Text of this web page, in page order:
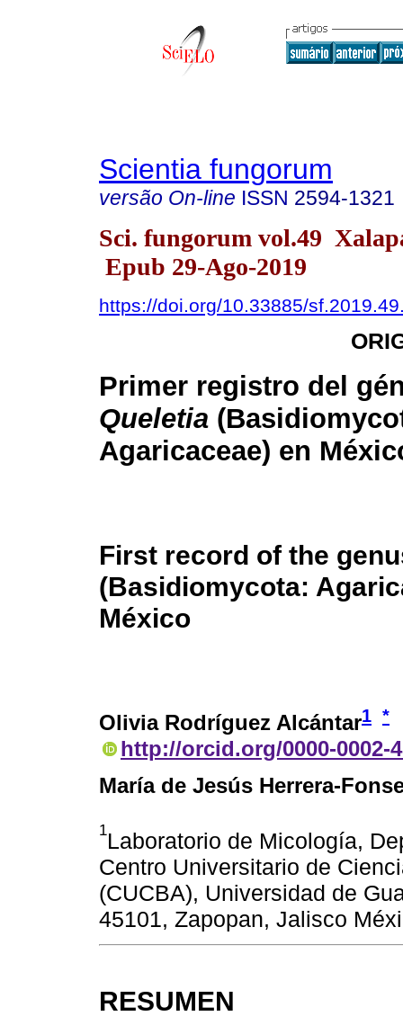
Scientia fungorum
versão On-line ISSN 2594-1321
Sci. fungorum vol.49
Epub 29-Ago-2019
https://doi.org/10.33885/
Primer registro del
Queletia
Agaricaceae) en
First record of the
(Basidiomycota:
México
Olivia Rodríguez Alcántar1 *
http://orcid.org/0000-0002-
María de Jesús Herrera-
1Laboratorio de Micología,
Centro Universitario de
(CUCBA), Universidad de
45101, Zapopan, Jalisco
RESUMEN